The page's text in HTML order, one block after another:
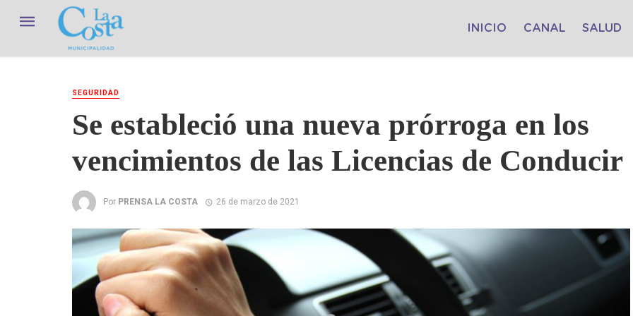
INICIO CANAL SALUD
SEGURIDAD
Se estableció una nueva prórroga en los
vencimientos de las Licencias de Conducir
Por PRENSA LA COSTA 26 de marzo de 2021